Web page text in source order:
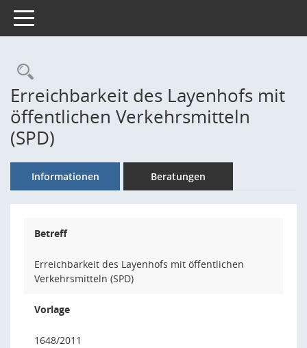
Toggle navigation
Rechercheauswahl
Erreichbarkeit des Layenhofs mit
öffentlichen Verkehrsmitteln
(SPD)
Informationen Beratungen
Betreff
Erreichbarkeit des Layenhofs mit öffentlichen
Verkehrsmitteln (SPD)
Vorlage
1648/2011